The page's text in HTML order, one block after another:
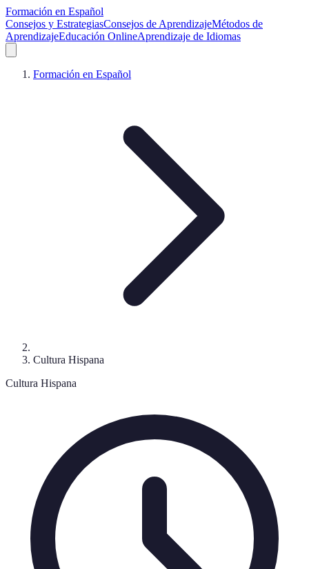
Formación en Español
Consejos y EstrategiasConsejos de AprendizajeMétodos de
AprendizajeEducación OnlineAprendizaje de Idiomas
Formación en Español
Cultura Hispana
Cultura Hispana